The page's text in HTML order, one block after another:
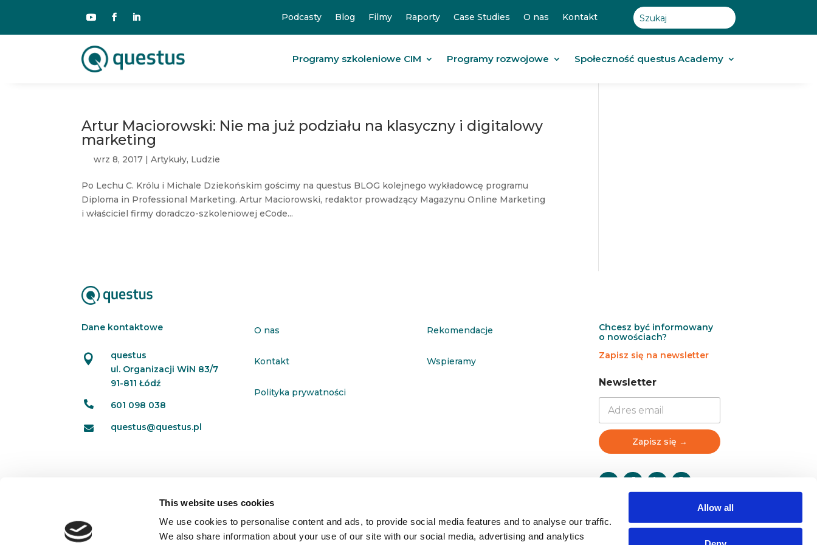
This website uses cookies
We use cookies to personalise content and ads, to provide social media features and to analyse our traffic.
We also share information about your use of our site with our social media, advertising and analytics
Allow all
Podcasty Blog Filmy Raporty Case Studies O nas Kontakt
Programy szkoleniowe CIM Programy rozwojowe Społeczność questus Academy
Artur Maciorowski: Nie ma już podziału na klasyczny i digitalowy
marketing
wrz 8, 2017 |Artykuły, Ludzie
Po Lechu C. Królu i Michale Dziekońskim gościmy na questus BLOG kolejnego wykładowcę programu
Diploma in Professional Marketing. Artur Maciorowski, redaktor prowadzący Magazynu Online Marketing
i właściciel firmy doradczo-szkoleniowej eCode...
Dane kontaktowe

questus
ul. Organizacji WiN 83/7
91-811 Łódź
 601 098 038
 questus@questus.pl
O nas
Kontakt
Polityka prywatności
Rekomendacje
Wspieramy
Chcesz być informowany
o nowościach?
Zapisz się na newsletter
N
e
t
e
w
N
e
t
e
Newsletter
Zapisz się →